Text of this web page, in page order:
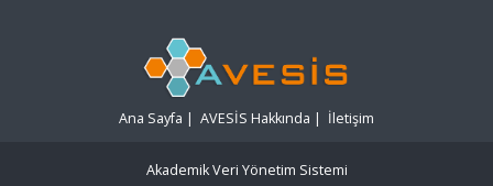
Ana Sayfa | AVESİS Hakkında | İletişim
Akademik Veri Yönetim Sistemi